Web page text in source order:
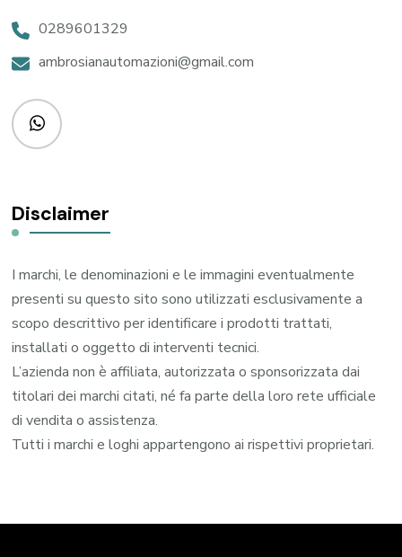
0289601329
ambrosianautomazioni@gmail.com
Disclaimer
I marchi, le denominazioni e le immagini eventualmente
presenti su questo sito sono utilizzati esclusivamente a
scopo descrittivo per identificare i prodotti trattati,
installati o oggetto di interventi tecnici.
L’azienda non è affiliata, autorizzata o sponsorizzata dai
titolari dei marchi citati, né fa parte della loro rete ufficiale
di vendita o assistenza.
Tutti i marchi e loghi appartengono ai rispettivi proprietari.